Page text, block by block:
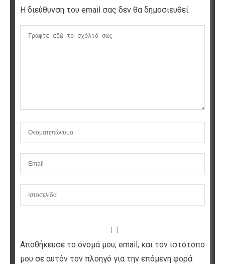
Η διεύθυνση του email σας δεν θα δημοσιευθεί.
Αποθήκευσε το όνομά μου, email, και τον ιστότοπο
μου σε αυτόν τον πλοηγό για την επόμενη φορά